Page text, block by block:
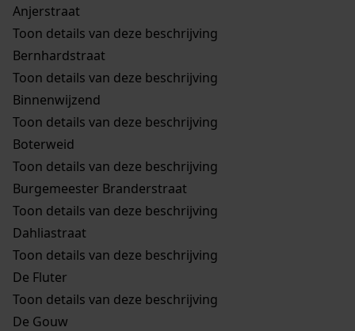
Anjerstraat
Toon details van deze beschrijving
Bernhardstraat
Toon details van deze beschrijving
Binnenwijzend
Toon details van deze beschrijving
Boterweid
Toon details van deze beschrijving
Burgemeester Branderstraat
Toon details van deze beschrijving
Dahliastraat
Toon details van deze beschrijving
De Fluter
Toon details van deze beschrijving
De Gouw